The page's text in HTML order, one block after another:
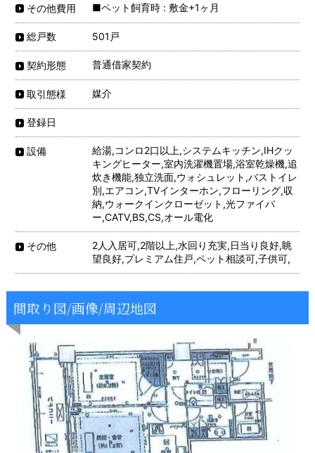
その他費用 ■ペット飼育時 : 敷金+1ヶ月
総戸数 501戸
契約形態 普通借家契約
取引態様 媒介
登録日
設備
給湯,コンロ2口以上,システムキッチン,IHクッ
キングヒーター,室内洗濯機置場,浴室乾燥機,追
炊き機能,独立洗面,ウォシュレット,バストイレ
別,エアコン,TVインターホン,フローリング,収
納,ウォークインクローゼット,光ファイバ
ー,CATV,BS,CS,オール電化
その他
2人入居可,2階以上,水回り充実,日当り良好,眺
望良好,プレミアム住戸,ペット相談可,子供可,
間取り図/画像/周辺地図